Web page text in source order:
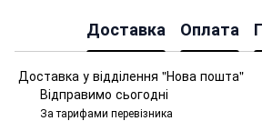
Доставка Оплата
Доставка у відділення "Нова пошта"
Відправимо сьогодні
За тарифами перевізника